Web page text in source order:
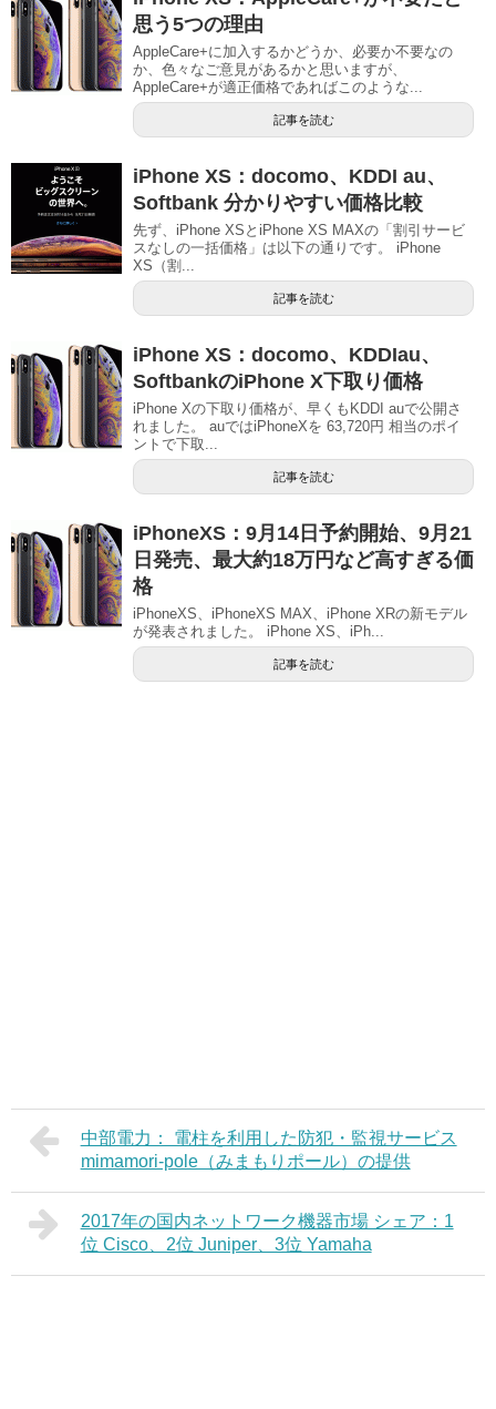
思う5つの理由
AppleCare+に加入するかどうか、必要か不要なの
か、色々なご意見があるかと思いますが、
AppleCare+が適正価格であればこのような...
記事を読む
iPhone XS：docomo、KDDI au、
Softbank 分かりやすい価格比較
先ず、iPhone XSとiPhone XS MAXの「割引サービ
スなしの一括価格」は以下の通りです。 iPhone
XS（割...
記事を読む
iPhone XS：docomo、KDDIau、
SoftbankのiPhone X下取り価格
iPhone Xの下取り価格が、早くもKDDI auで公開さ
れました。 auではiPhoneXを 63,720円 相当のポイ
ントで下取...
記事を読む
iPhoneXS：9月14日予約開始、9月21
日発売、最大約18万円など高すぎる価
格
iPhoneXS、iPhoneXS MAX、iPhone XRの新モデル
が発表されました。 iPhone XS、iPh...
記事を読む
中部電力： 電柱を利用した防犯・監視サービス
mimamori-pole（みまもりポール）の提供
2017年の国内ネットワーク機器市場 シェア：1
位 Cisco、2位 Juniper、3位 Yamaha